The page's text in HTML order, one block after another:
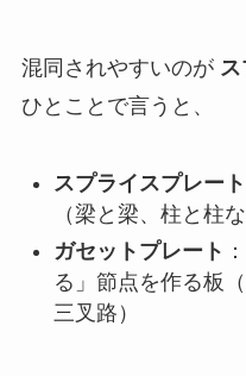
混同されやすいのが ス
ひとことで言うと、
スプライスプレート
（梁と梁、柱と柱
ガセットプレート
る」節点を作る板
三叉路）